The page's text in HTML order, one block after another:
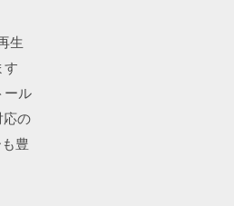
生
す
ール
応の
豊